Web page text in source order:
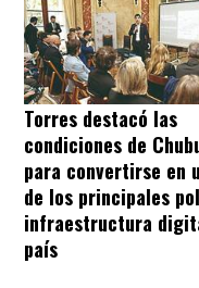
Torres destacó las
condiciones de
para convertirse en
de los principales
infraestructura
país